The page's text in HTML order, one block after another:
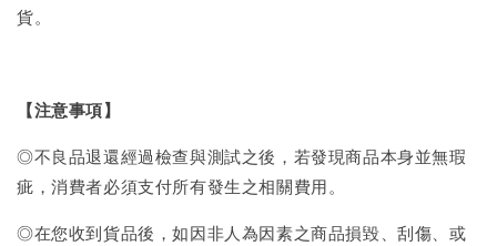
貨。
【注意事項】
◎不良品退還經過檢查與測試之後，若發現商品本身並無瑕
疵，消費者必須支付所有發生之相關費用。
◎在您收到貨品後，如因非人為因素之商品損毀、刮傷、或